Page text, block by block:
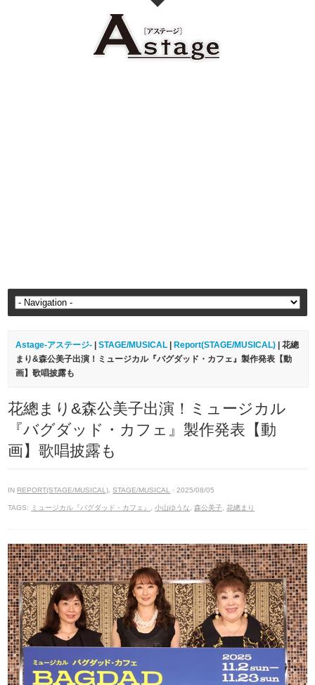
Astage-アステージ- |STAGE/MUSICAL Report(STAGE/MUSICAL) | 花總
まり&森公美子出演！ミュージカル『バグダッド・カフェ』製作発表【動
画】歌唱披露も
花總まり&森公美子出演！ミュージカル
『バグダッド・カフェ』製作発表【動
画】歌唱披露も
IN REPORT(STAGE/MUSICAL) ,STAGE/MUSICAL · 2025/08/05
TAGS: ミュージカル『バグダッド・カフェ』 ,小山ゆうな ,森公美子 ,花總まり